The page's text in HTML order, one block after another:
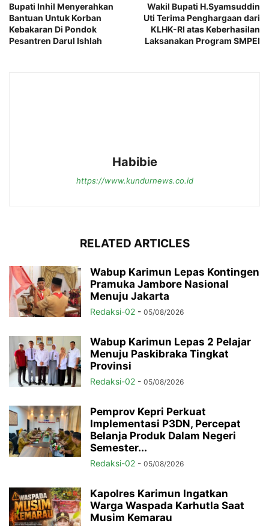
Bupati Inhil Menyerahkan
Bantuan Untuk Korban
Kebakaran Di Pondok
Pesantren Darul Ishlah
Wakil Bupati H.Syamsuddin
Uti Terima Penghargaan dari
KLHK-RI atas Keberhasilan
Laksanakan Program SMPEI
Habibie
https://www.kundurnews.co.id
RELATED ARTICLES
Wabup Karimun Lepas Kontingen
Pramuka Jambore Nasional
Menuju Jakarta
Redaksi-02 - 05/08/2026
Wabup Karimun Lepas 2 Pelajar
Menuju Paskibraka Tingkat
Provinsi
Redaksi-02 - 05/08/2026
Pemprov Kepri Perkuat
Implementasi P3DN, Percepat
Belanja Produk Dalam Negeri
Semester...
Redaksi-02 - 05/08/2026
Kapolres Karimun Ingatkan
Warga Waspada Karhutla Saat
Musim Kemarau